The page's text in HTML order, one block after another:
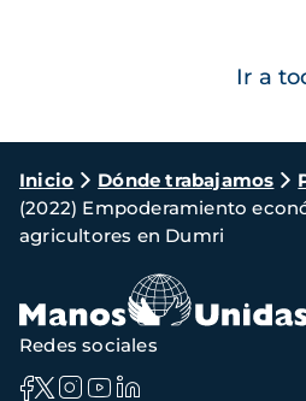
Ir a
Ruta
de
navegación
Inicio Dónde trabajamos
(2022) Empoderamiento
agricultores en Dumri
Redes sociales